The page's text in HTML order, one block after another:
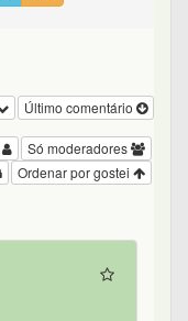
Último comentário
Só moderadores
Ordenar por gostei